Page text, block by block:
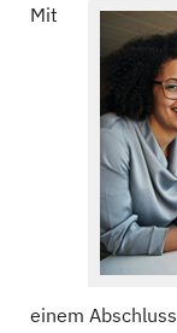
Mit
einem